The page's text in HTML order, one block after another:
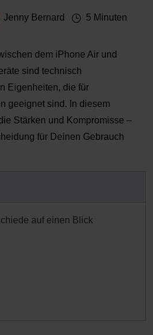
Jenny Bernard 5 Minuten
dem iPhone Air und
sind technisch
Eigenheiten, die für
geeignet sind. In diesem
Stärken und Kompromisse –
für Deinen Gebrauch
auf einen Blick